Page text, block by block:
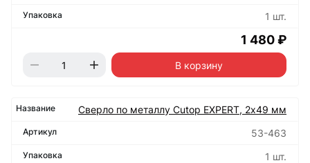
1 шт.
1 480 ₽
В корзину
Сверло по металлу Cutop EXPERT, 2х49 мм
53-463
1 шт.